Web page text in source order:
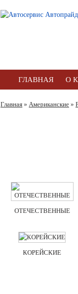
ГЛАВНАЯ О
Главная » Американские »
ОТЕЧЕСТВЕННЫЕ
КОРЕЙСКИЕ